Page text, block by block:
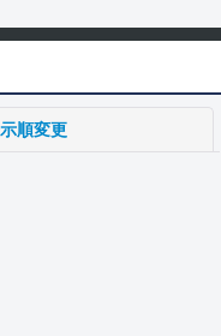
順変更